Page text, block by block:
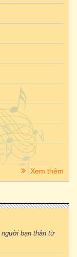
Xem thêm
bạn thân từ